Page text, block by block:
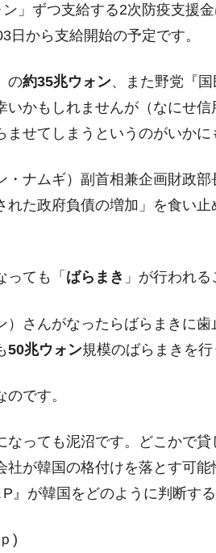
半導体絶好調」のウラで他業種は全
件】韓国消費者院が『クーパン』1
南東部では干ばつ
ス搭載の次世代駆逐艦「KDDX」1番
ウォン安が急進！ 日米の協調に韓国
スティールが着韓！⇒ さっそく空港
金公団』株価暴落で200兆蒸発。
セＫ-ブランドを通報しようキャンペ
国の公務員個人をターゲットにぶん
政策室長･金容範、株価暴落に他人事
調査船『白嶺』は先進技術の塊！
」ずつ支給する2次防疫支援
日から支給開始の予定です。
の約35兆ウォン、また野党『
いかもしれませんが（なにせ
せてしまうというのがいかに
・ナムギ）副首相兼企画財政
れた政府負債の増加」を食い
っても「 ばらまき 」が行われる
）さんがなったらばらまきに
50兆ウォン規模のばらまきを行
です。
なっても泥沼です。どこかで
社が韓国の格付けを落とす可
』が韓国をどのように判断す
)